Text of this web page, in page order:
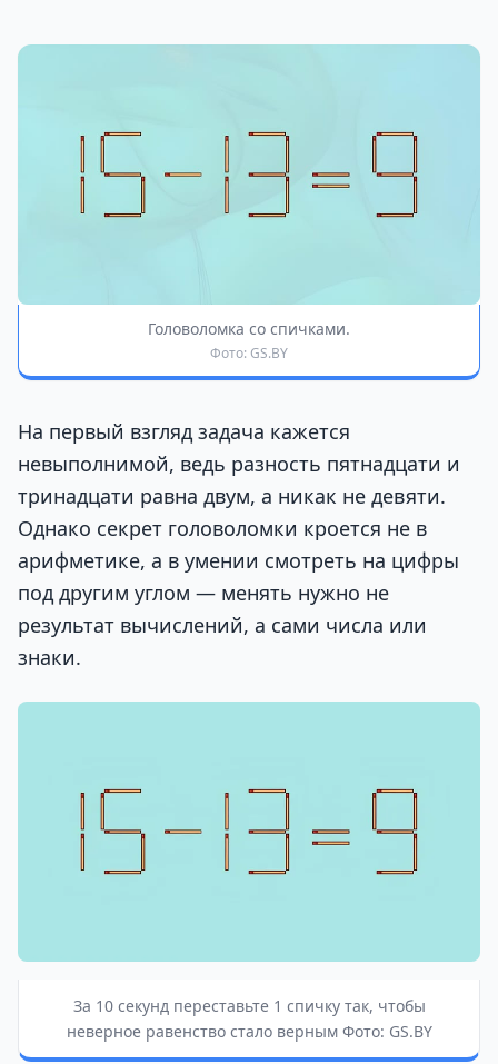
Головоломка со спичками.
Фото: GS.BY
На первый взгляд задача кажется
невыполнимой, ведь разность пятнадцати и
тринадцати равна двум, а никак не девяти.
Однако секрет головоломки кроется не в
арифметике, а в умении смотреть на цифры
под другим углом — менять нужно не
результат вычислений, а сами числа или
знаки.
За 10 секунд переставьте 1 спичку так, чтобы
неверное равенство стало верным Фото: GS.BY